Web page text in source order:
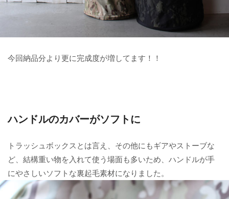
今回納品分より更に完成度が増してます！！
ハンドルのカバーがソフトに
トラッシュボックスとは言え、その他にもギアやストーブな
ど、結構重い物を入れて使う場面も多いため、ハンドルが手
にやさしいソフトな裏起毛素材になりました。